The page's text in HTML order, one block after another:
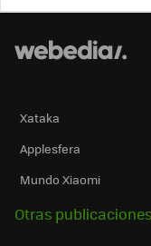
Xataka
Applesfera
Mundo Xiaomi
Otras